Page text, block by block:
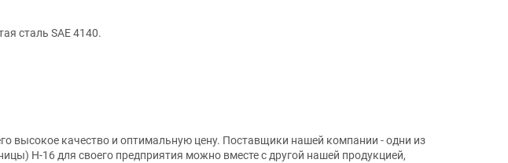
сталь SAE 4140.
высокое качество и оптимальную цену. Поставщики нашей компании - одни из
Н-16 для своего предприятия можно вместе с другой нашей продукцией,